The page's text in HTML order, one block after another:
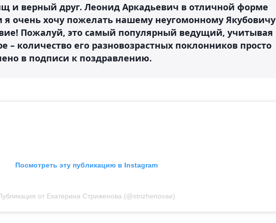
и верный друг. Леонид Аркадьевич в отличной форме
я очень хочу пожелать нашему неугомонному Якубовичу
Пожалуй, это самый популярный ведущий, учитывая
– количество его разновозрастных поклонников просто
в подписи к поздравлению.
Посмотреть эту публикацию в Instagram
от Екатерина Стриженова (@strizhenovae)